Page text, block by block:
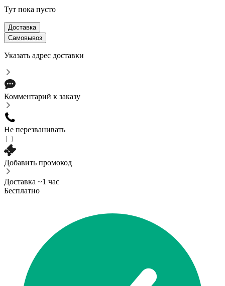
Тут пока пусто
Доставка
Самовывоз
Указать адрес доставки
Комментарий к заказу
Не перезванивать
Добавить промокод
Доставка ~1 час
Бесплатно